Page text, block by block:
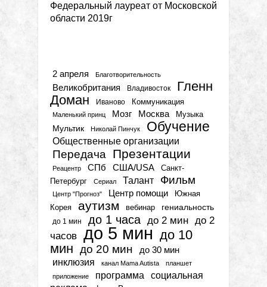
Федеральный лауреат от Московской
области 2019г
2 апреля Благотворительность
Великобритания Владивосток
Гленн
Доман
Иваново Коммуникация
Маленький принц Мозг Москва Музыка
Мультик Николай Пинчук Обучение
Общественные организации
Передача Презентации
Реацентр СПб США/USA
Санкт-
Петербург
Сериал Талант Фильм
Центр "Прогноз" Центр помощи
Южная
Корея
аутизм вебинар гениальность
до 1 мин до 1 часа до 2 мин до 2
часов до 5 мин до 10
мин до 20 мин до 30 мин
инклюзия канал Mama Autista
планшет
приложение
программа
социальная